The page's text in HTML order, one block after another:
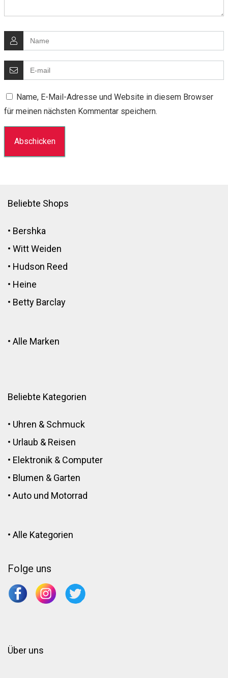
Name, E-Mail-Adresse und Website in diesem Browser
für meinen nächsten Kommentar speichern.
Beliebte Shops
• Bershka
• Witt Weiden
• Hudson Reed
• Heine
• Betty Barclay
• Alle Marken
Beliebte Kategorien
• Uhren & Schmuck
• Urlaub & Reisen
• Elektronik & Computer
• Blumen & Garten
• Auto und Motorrad
• Alle Kategorien
Folge uns
Über uns